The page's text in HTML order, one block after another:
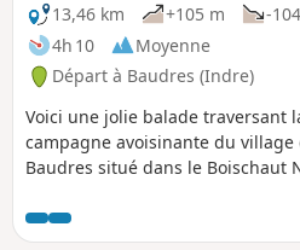
13,46 km
+105 m
-
4h 10
Moyenne
Départ à Baudres (Indre)
Voici une jolie balade traversant
campagne avoisinante du village
Baudres situé dans le Boischaut